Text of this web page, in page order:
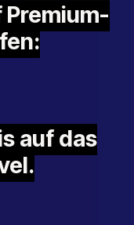
Premium-
auf das